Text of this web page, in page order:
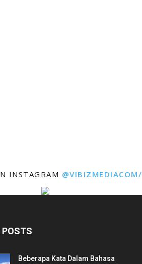
INSTAGRAM @VIBIZMEDIACOM/
POSTS
Beberapa Kata Dalam Bahasa